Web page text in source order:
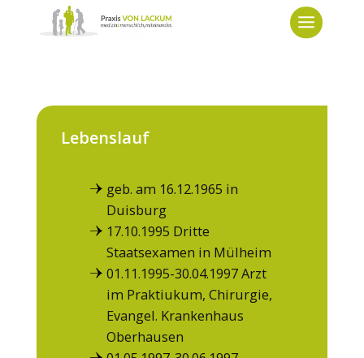
Lebenslauf
geb. am 16.12.1965 in
Duisburg
17.10.1995 Dritte
Staatsexamen in Mülheim
01.11.1995-30.04.1997 Arzt
im Praktiukum, Chirurgie,
Evangel. Krankenhaus
Oberhausen